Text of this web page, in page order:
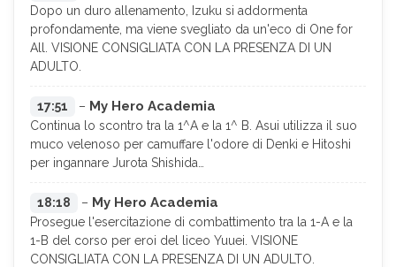
Dopo un duro allenamento, Izuku si addormenta
profondamente, ma viene svegliato da un'eco di One for
All. VISIONE CONSIGLIATA CON LA PRESENZA DI UN
ADULTO.
17:51 – My Hero Academia
Continua lo scontro tra la 1^A e la 1^ B. Asui utilizza il suo
muco velenoso per camuffare l'odore di Denki e Hitoshi
per ingannare Jurota Shishida…
18:18 – My Hero Academia
Prosegue l'esercitazione di combattimento tra la 1-A e la
1-B del corso per eroi del liceo Yuuei. VISIONE
CONSIGLIATA CON LA PRESENZA DI UN ADULTO.